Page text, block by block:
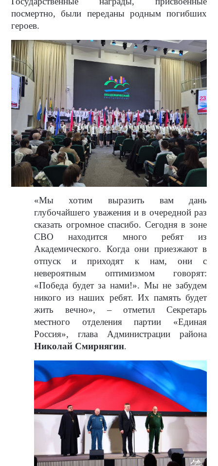
посмертно, были переданы родным погибших
героев.
«Мы хотим выразить вам дань
глубочайшего уважения и в очередной раз
сказать огромное спасибо. Сегодня в зоне
СВО находится много ребят из
Академического. Когда они приезжают в
отпуск и приходят к нам, они с
невероятным оптимизмом говорят:
«Победа будет за нами!». Мы не забудем
никого из наших ребят. Их память будет
жить вечно», – отметил Секретарь
местного отделения партии «Единая
Россия», глава Администрации района
Николай Смирнягин.